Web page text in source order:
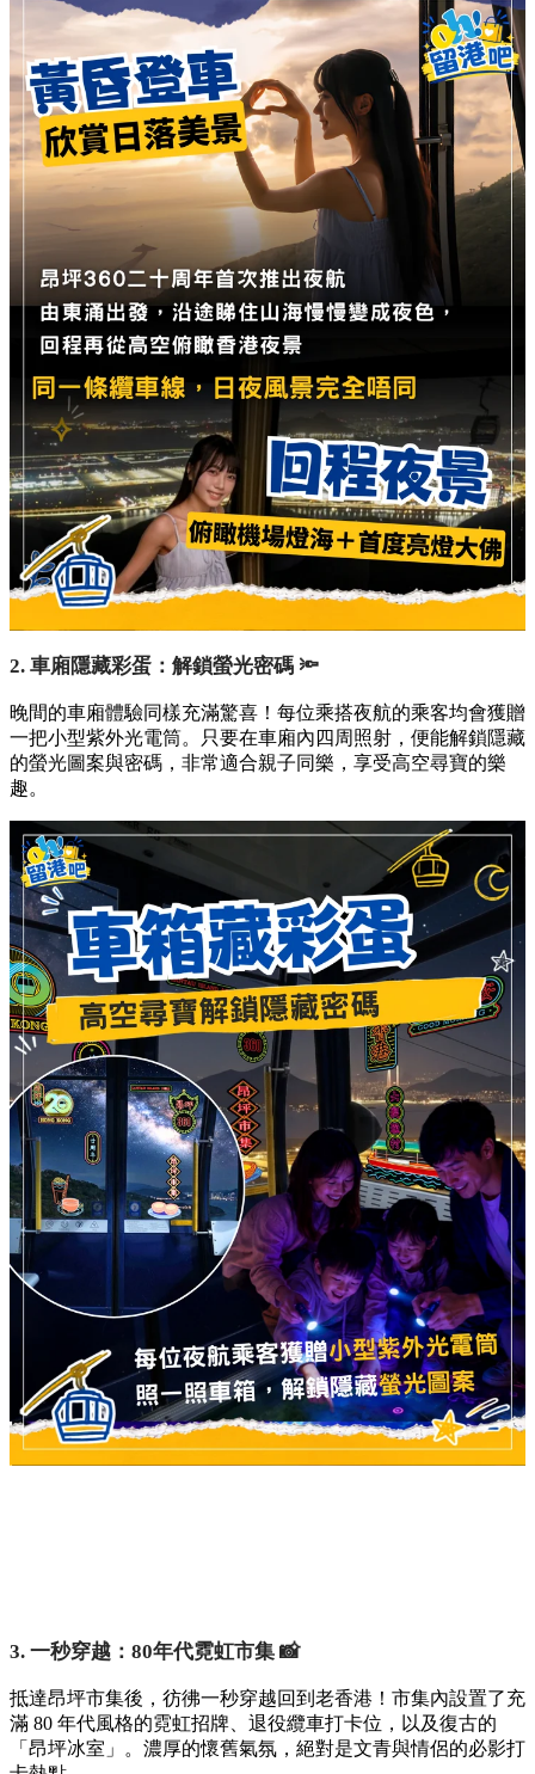
2. 車廂隱藏彩蛋：解鎖螢光密碼 🔦
晚間的車廂體驗同樣充滿驚喜！每位乘搭夜航的乘客均會獲贈
一把小型紫外光電筒。只要在車廂內四周照射，便能解鎖隱藏
的螢光圖案與密碼，非常適合親子同樂，享受高空尋寶的樂
趣。
3. 一秒穿越：80年代霓虹市集 📸
抵達昂坪市集後，彷彿一秒穿越回到老香港！市集內設置了充
滿 80 年代風格的霓虹招牌、退役纜車打卡位，以及復古的
「昂坪冰室」。濃厚的懷舊氣氛，絕對是文青與情侶的必影打